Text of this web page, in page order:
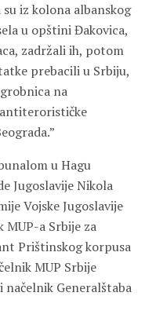
su iz kolona albanskog
u opštini Đakovica,
zadržali ih, potom
prebacili u Srbiju,
na
u Hagu
Jugoslavije Nikola
Vojske Jugoslavije
MUP-a Srbije za
Prištinskog korpusa
MUP Srbije
Generalštaba